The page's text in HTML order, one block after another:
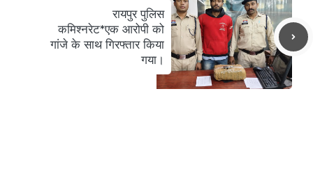
रायपुर पुलिस
कमिश्नरेट*एक आरोपी को
गांजे के साथ गिरफ्तार किया
गया।